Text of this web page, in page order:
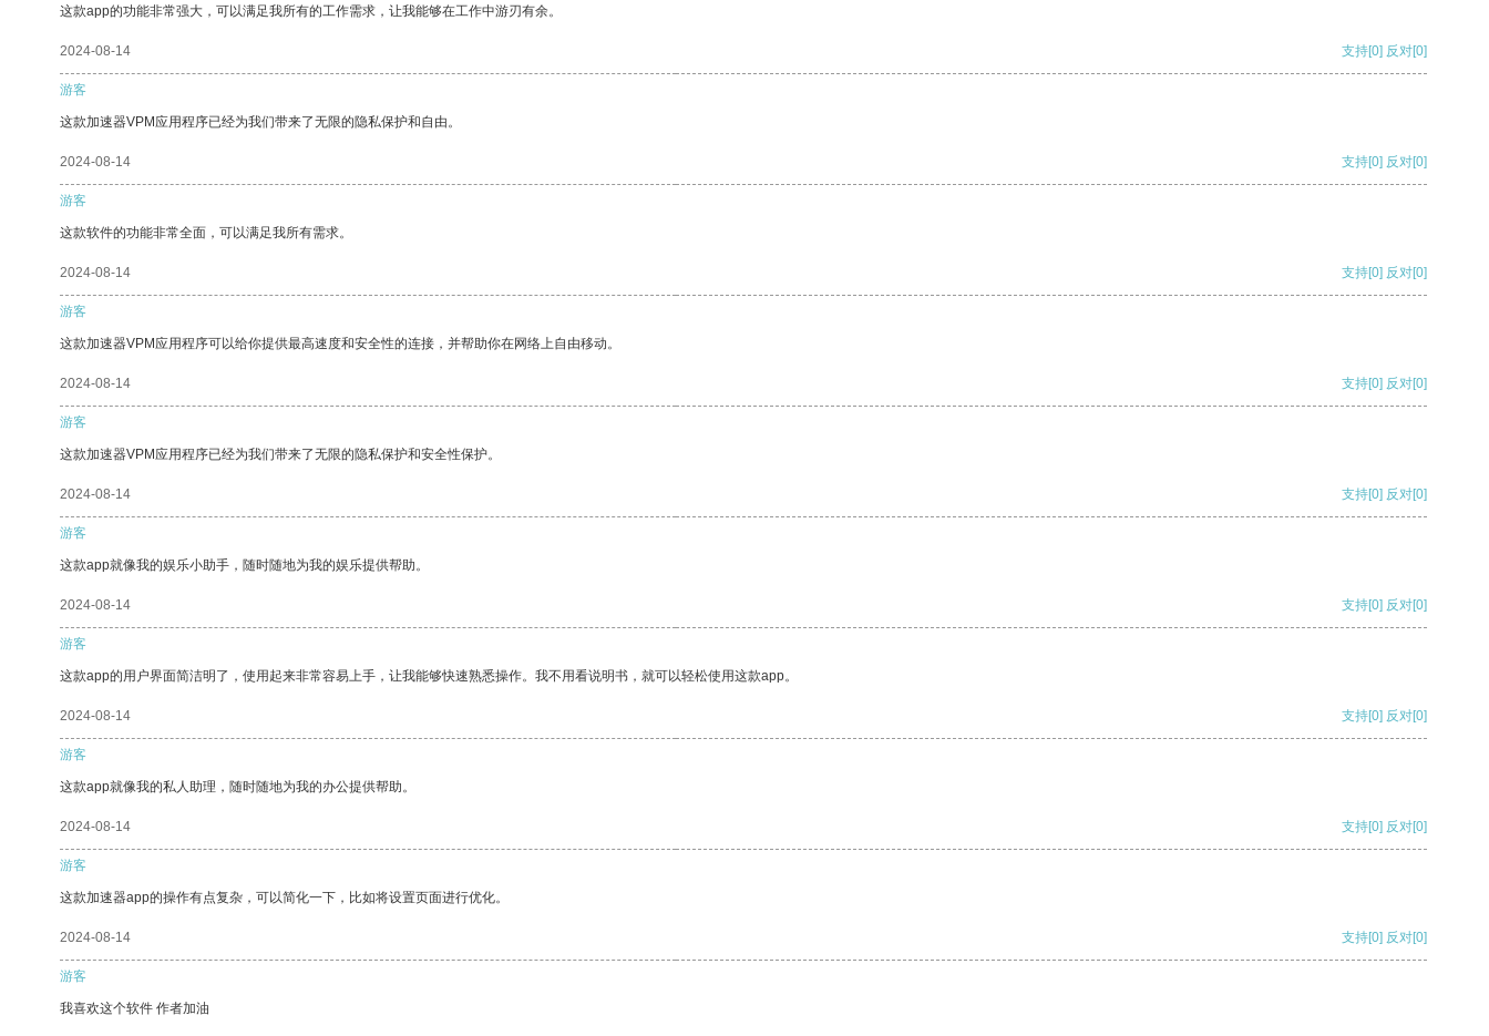
这款app的功能非常强大，可以满足我所有的工作需求，让我能够在工作中游刃有余。
2024-08-14 支持[0] 反对[0]
游客
这款加速器VPM应用程序已经为我们带来了无限的隐私保护和自由。
2024-08-14 支持[0] 反对[0]
游客
这款软件的功能非常全面，可以满足我所有需求。
2024-08-14 支持[0] 反对[0]
游客
这款加速器VPM应用程序可以给你提供最高速度和安全性的连接，并帮助你在网络上自由移动。
2024-08-14 支持[0] 反对[0]
游客
这款加速器VPM应用程序已经为我们带来了无限的隐私保护和安全性保护。
2024-08-14 支持[0] 反对[0]
游客
这款app就像我的娱乐小助手，随时随地为我的娱乐提供帮助。
2024-08-14 支持[0] 反对[0]
游客
这款app的用户界面简洁明了，使用起来非常容易上手，让我能够快速熟悉操作。我不用看说明书，就可以轻松使用这款app。
2024-08-14 支持[0] 反对[0]
游客
这款app就像我的私人助理，随时随地为我的办公提供帮助。
2024-08-14 支持[0] 反对[0]
游客
这款加速器app的操作有点复杂，可以简化一下，比如将设置页面进行优化。
2024-08-14 支持[0] 反对[0]
游客
我喜欢这个软件 作者加油